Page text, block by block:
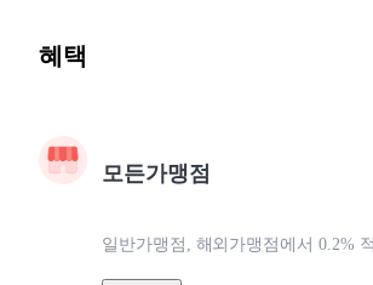
혜택
모든가맹점
일반가맹점, 해외가맹점에서 0.2%